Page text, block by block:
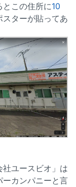
とこの住所に10
スターが貼ってあ
ユースビオ」は
カンパニーと言